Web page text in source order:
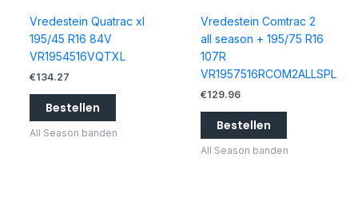
Vredestein Quatrac xl
195/45 R16 84V
VR1954516VQTXL
€134.27
Bestellen
All Season banden
Vredestein Comtrac 2
all season + 195/75 R16
107R
VR1957516RCOM2ALLSPL
€129.96
Bestellen
All Season banden